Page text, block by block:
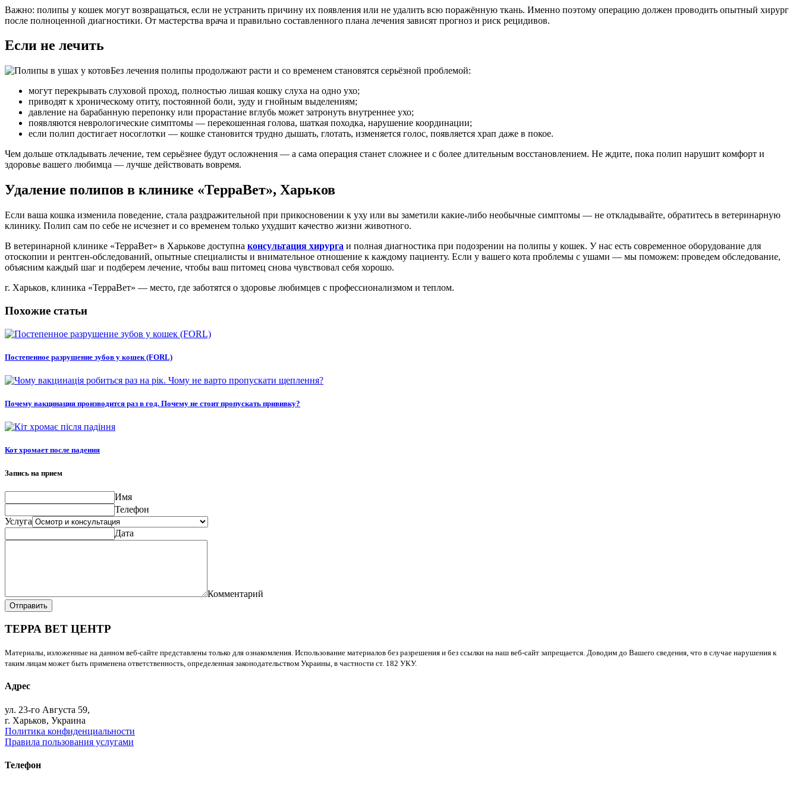
Важно: полипы у кошек могут возвращаться, если не устранить причину их появления или не удалить всю поражённую ткань. Именно поэтому операцию должен проводить опытный хирург
после полноценной диагностики. От мастерства врача и правильно составленного плана лечения зависят прогноз и риск рецидивов.
Если не лечить
Без лечения полипы продолжают расти и со временем становятся серьёзной проблемой:
могут перекрывать слуховой проход, полностью лишая кошку слуха на одно ухо;
приводят к хроническому отиту, постоянной боли, зуду и гнойным выделениям;
давление на барабанную перепонку или прорастание вглубь может затронуть внутреннее ухо;
появляются неврологические симптомы — перекошенная голова, шаткая походка, нарушение координации;
если полип достигает носоглотки — кошке становится трудно дышать, глотать, изменяется голос, появляется храп даже в покое.
Чем дольше откладывать лечение, тем серьёзнее будут осложнения — а сама операция станет сложнее и с более длительным восстановлением. Не ждите, пока полип нарушит комфорт и
здоровье вашего любимца — лучше действовать вовремя.
Удаление полипов в клинике «ТерраВет», Харьков
Если ваша кошка изменила поведение, стала раздражительной при прикосновении к уху или вы заметили какие-либо необычные симптомы — не откладывайте, обратитесь в ветеринарную
клинику. Полип сам по себе не исчезнет и со временем только ухудшит качество жизни животного.
В ветеринарной клинике «ТерраВет» в Харькове доступна консультация хирурга и полная диагностика при подозрении на полипы у кошек. У нас есть современное оборудование для
отоскопии и рентген-обследований, опытные специалисты и внимательное отношение к каждому пациенту. Если у вашего кота проблемы с ушами — мы поможем: проведем обследование,
объясним каждый шаг и подберем лечение, чтобы ваш питомец снова чувствовал себя хорошо.
г. Харьков, клиника «ТерраВет» — место, где заботятся о здоровье любимцев с профессионализмом и теплом.
Похожие статьи
Постепенное разрушение зубов у кошек (FORL)
Почему вакцинация производится раз в год. Почему не стоит пропускать прививку?
Кот хромает после падения
Запись на прием
Имя
Телефон
Услуга
Дата
Комментарий
Отправить
ТЕРРА ВЕТ ЦЕНТР
Материалы, изложенные на данном веб-сайте представлены только для ознакомления. Использование материалов без разрешения и без ссылки на наш веб-сайт запрещается. Доводим до Вашего сведения, что в случае нарушения к
таким лицам может быть применена ответственность, определенная законодательством Украины, в частности ст. 182 УКУ.
Адрес
ул. 23-го Августа 59,
г. Харьков, Украина
Политика конфиденциальности
Правила пользования услугами
Телефон